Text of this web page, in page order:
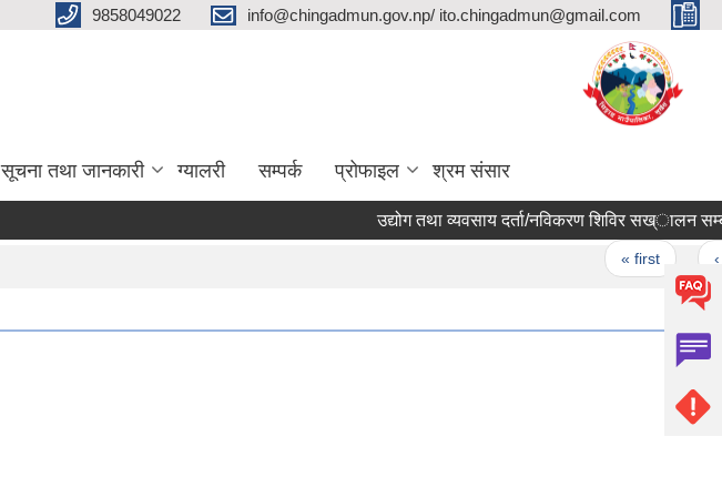
9858049022 info@chingadmun.gov.np/ ito.chingadmun@gmail.com
सूचना तथा जानकारी ग्यालरी सम्पर्क प्रोफाइल श्रम संसार
उद्योग तथा व्यवसाय दर्ता/नविकरण शिविर सख्ालन
« first ‹